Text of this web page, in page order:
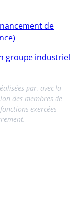
de
groupe industriel
par, avec la
des membres de
exercées